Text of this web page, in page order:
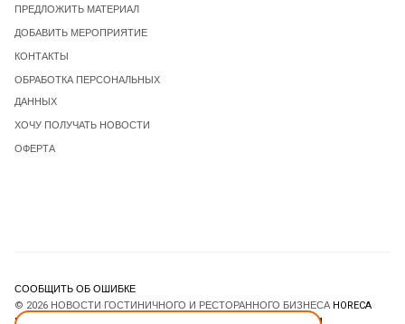
ПРЕДЛОЖИТЬ МАТЕРИАЛ
ДОБАВИТЬ МЕРОПРИЯТИЕ
КОНТАКТЫ
ОБРАБОТКА ПЕРСОНАЛЬНЫХ
ДАННЫХ
ХОЧУ ПОЛУЧАТЬ НОВОСТИ
ОФЕРТА
СООБЩИТЬ ОБ ОШИБКЕ
© 2026 НОВОСТИ ГОСТИНИЧНОГО И РЕСТОРАННОГО БИЗНЕСА HORECA